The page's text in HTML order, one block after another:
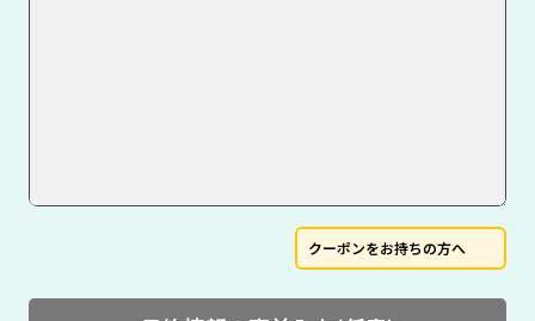
クーポンをお持ちの方へ